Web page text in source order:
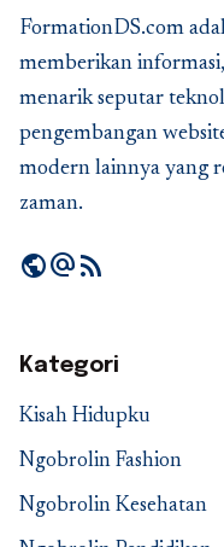
FormationDS.com
memberikan
menarik seputar
pengembangan
modern lainnya yang
zaman.
publicalternate_emailrss_feed
Kategori
Kisah Hidupku
Ngobrolin Fashion
Ngobrolin Kesehatan